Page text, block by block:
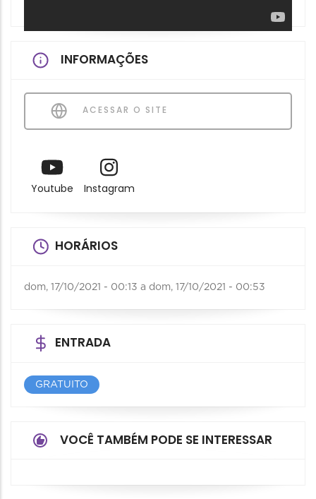
INFORMAÇÕES
ACESSAR O SITE
Youtube Instagram
HORÁRIOS
dom, 17/10/2021 - 00:13 a dom, 17/10/2021 - 00:53
ENTRADA
GRATUITO
VOCÊ TAMBÉM PODE SE INTERESSAR